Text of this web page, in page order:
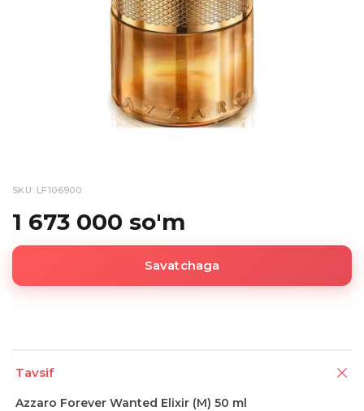
SKU: LF106900
1 673 000 so'm
Savatchaga
Tavsif
Azzaro Forever Wanted Elixir (M) 50 ml